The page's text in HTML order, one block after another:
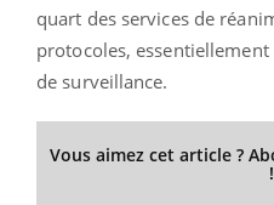
quart des services de
protocoles,
de surveillance.
Vous aimez cet article ?
!